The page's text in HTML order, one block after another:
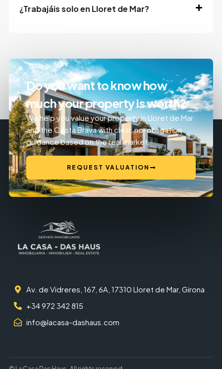
¿Trabajáis solo en Lloret de Mar?
Do you want to know how
much your property is worth?
We help you value your property in Lloret de Mar
and the Costa Brava with clear, no-obligation
guidance based on the real market.
REQUEST VALUATION
Av. de Vidreres, 167, 6A, 17310 Lloret de Mar, Girona
+34 972 342 815
info@lacasa-dashaus.com